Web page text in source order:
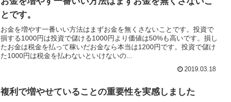
とです。
お金を増やす一番いい方法はまずお金を無くさないことです。投資で
損する1000円は投資で儲ける1000円より価値は50%も高いです。損し
たお金は税金を払って稼いだお金なら本当は1200円です。投資で儲け
た1000円は税金を払わないといけないの...
2019.03.18
複利で増やせていることの重要性を実感しました